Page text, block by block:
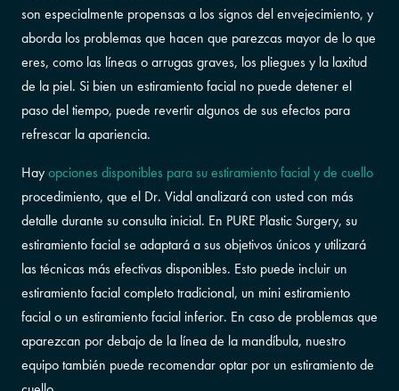
son especialmente propensas a los signos del envejecimiento, y
aborda los problemas que hacen que parezcas mayor de lo que
eres, como las líneas o arrugas graves, los pliegues y la laxitud
de la piel. Si bien un estiramiento facial no puede detener el
paso del tiempo, puede revertir algunos de sus efectos para
refrescar la apariencia.
Hayopciones disponibles para su estiramiento facial y de cuello
procedimiento, que el Dr. Vidal analizará con usted con más
detalle durante su consulta inicial. En PURE Plastic Surgery, su
estiramiento facial se adaptará a sus objetivos únicos y utilizará
las técnicas más efectivas disponibles. Esto puede incluir un
estiramiento facial completo tradicional, un mini estiramiento
facial o un estiramiento facial inferior. En caso de problemas que
aparezcan por debajo de la línea de la mandíbula, nuestro
equipo también puede recomendar optar por un estiramiento de